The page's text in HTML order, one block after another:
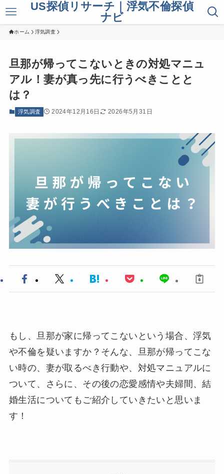
US探偵リサーチ｜浮気不倫探偵
ナビ
ホーム 浮気調査
旦那が帰ってこないときの対処マニュ
アル！妻が真っ先に行うべきことと
は？
浮気調査 2024年12月16日 2026年5月31日
もし、旦那が家に帰ってこないという場合、浮気
や不倫を疑いますか？そんな、旦那が帰ってこな
い時の、妻が取るべき行動や、対処マニュアルに
ついて、さらに、その後の恋愛感情や夫婦間、結
婚生活についてもご紹介していきたいと思いま
す！